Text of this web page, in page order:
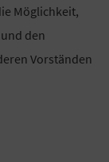
Möglichkeit,
den
Vorständen